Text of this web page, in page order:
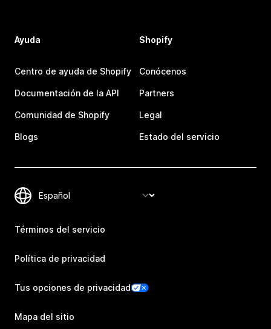
Ayuda
Centro de ayuda de Shopify
Documentación de la API
Comunidad de Shopify
Blogs
Shopify
Conócenos
Partners
Legal
Estado del servicio
Términos del servicio
Política de privacidad
Tus opciones de privacidad
Mapa del sitio